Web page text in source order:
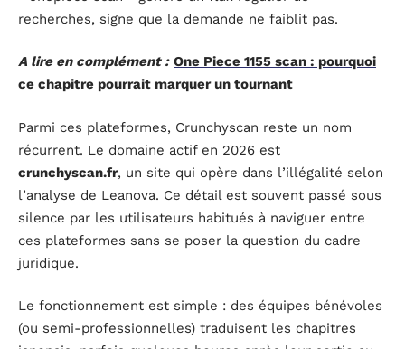
recherches, signe que la demande ne faiblit pas.
A lire en complément : One Piece 1155 scan : pourquoi
ce chapitre pourrait marquer un tournant
Parmi ces plateformes, Crunchyscan reste un nom
récurrent. Le domaine actif en 2026 est
crunchyscan.fr, un site qui opère dans l’illégalité selon
l’analyse de Leanova. Ce détail est souvent passé sous
silence par les utilisateurs habitués à naviguer entre
ces plateformes sans se poser la question du cadre
juridique.
Le fonctionnement est simple : des équipes bénévoles
(ou semi-professionnelles) traduisent les chapitres